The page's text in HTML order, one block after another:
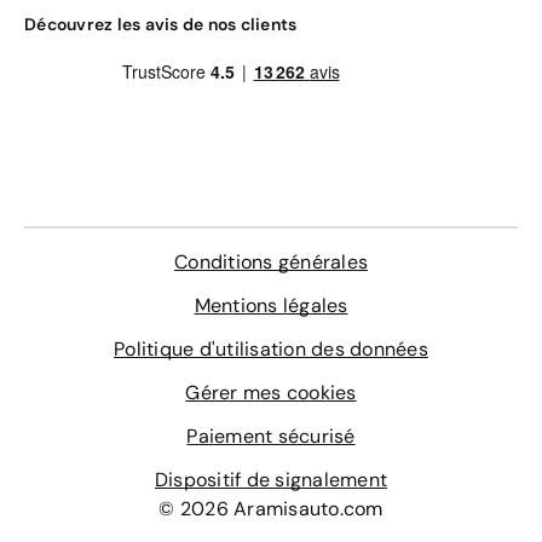
voiture d'occasion reconditionnée Opel Crossland X soit
remboursé pendant 30 jours, à hauteur de 1 000 km, et
Découvrez les avis de nos clients
Conditions générales
Mentions légales
Politique d'utilisation des données
Gérer mes cookies
Paiement sécurisé
Dispositif de signalement
© 2026 Aramisauto.com